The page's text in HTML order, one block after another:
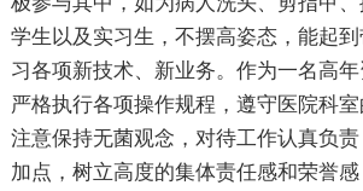
学生以及实习生，不摆高姿态，能起
习各项新技术、新业务。作为一名高
严格执行各项操作规程，遵守医院科
注意保持无菌观念，对待工作认真负
加点，树立高度的集体责任感和荣誉